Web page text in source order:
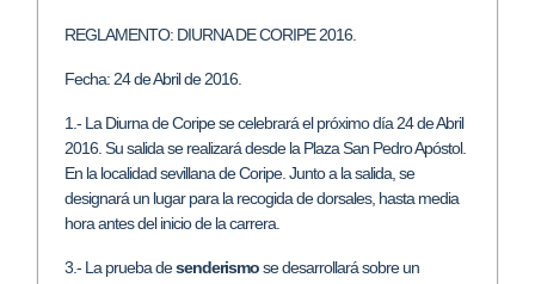
REGLAMENTO: DIURNA DE CORIPE 2016.
Fecha: 24 de Abril de 2016.
1.- La Diurna de Coripe se celebrará el próximo día 24 de Abril
2016. Su salida se realizará desde la Plaza San Pedro Apóstol.
En la localidad sevillana de Coripe. Junto a la salida, se
designará un lugar para la recogida de dorsales, hasta media
hora antes del inicio de la carrera.
3.- La prueba desenderismose desarrollará sobre un